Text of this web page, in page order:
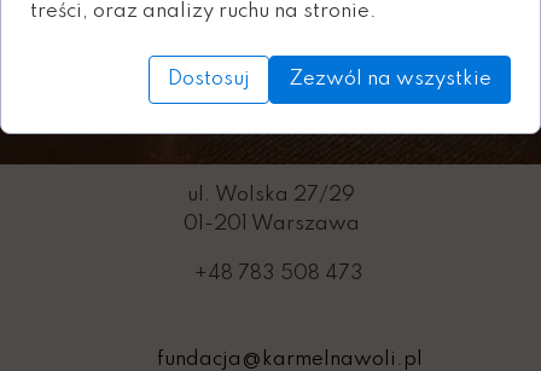
+48 783 508 473
fundacja@karmelnawoli.pl
ul. Wolska 27/29
01-201 Warszawa
treści, oraz analizy ruchu na stronie.
Dostosuj Zezwól na wszystkie